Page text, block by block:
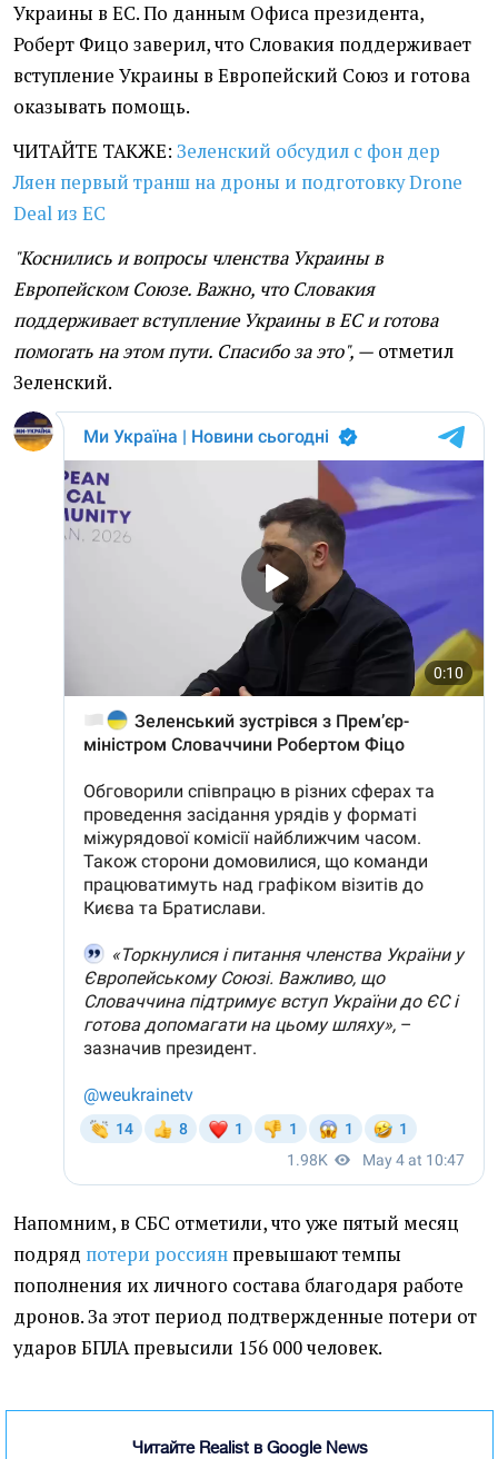
Украины в ЕС. По данным Офиса президента,
Роберт Фицо заверил, что Словакия поддерживает
вступление Украины в Европейский Союз и готова
оказывать помощь.
ЧИТАЙТЕ ТАКЖЕ: Зеленский обсудил с фон дер
Ляен первый транш на дроны и подготовку Drone
Deal из ЕС
"Коснились и вопросы членства Украины в
Европейском Союзе. Важно, что Словакия
поддерживает вступление Украины в ЕС и готова
помогать на этом пути. Спасибо за это", — отметил
Зеленский.
Напомним, в СБС отметили, что уже пятый месяц
подряд потери россиян превышают темпы
пополнения их личного состава благодаря работе
дронов. За этот период подтвержденные потери от
ударов БПЛА превысили 156 000 человек.
Читайте Realist в Google News